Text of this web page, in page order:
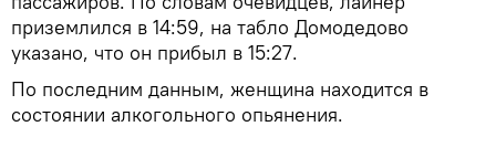
приземлился в 14:59, на табло Домодедово
указано, что он прибыл в 15:27.
По последним данным, женщина находится в
состоянии алкогольного опьянения.